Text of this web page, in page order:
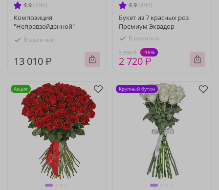
4.9 (490)
Композиция
"Непревзойденной"
В наличии
13 010 ₽
4.9 (498)
Букет из 7 красных роз
Премиум Эквадор
В наличии
3 200 ₽ -15%
2 720 ₽
Акция Крупный бутон